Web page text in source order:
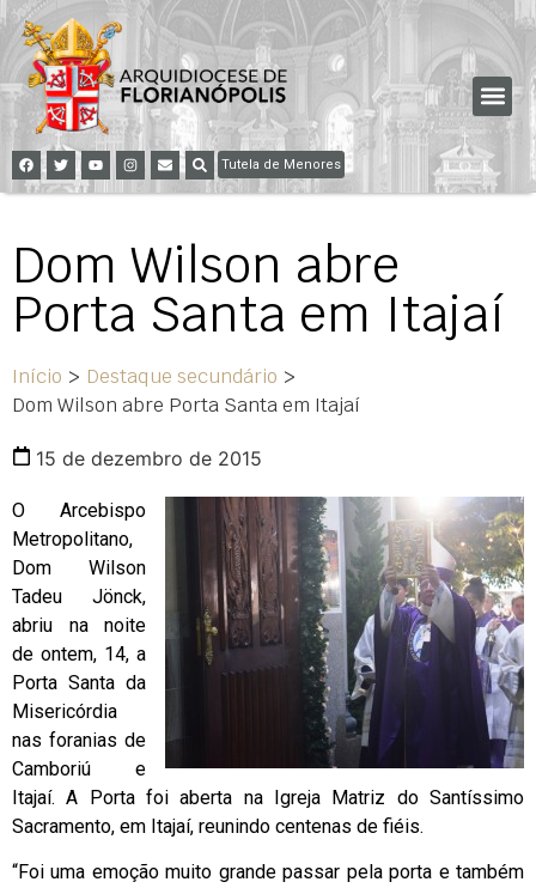
Tutela de Menores
Dom Wilson abre
Porta Santa em Itajaí
Início > Destaque secundário >
Dom Wilson abre Porta Santa em Itajaí
15 de dezembro de 2015
O Arcebispo
Metropolitano,
Dom Wilson
Tadeu Jönck,
abriu na noite
de ontem, 14, a
Porta Santa da
Misericórdia
nas foranias de
Camboriú e
Itajaí. A Porta foi aberta na Igreja Matriz do Santíssimo
Sacramento, em Itajaí, reunindo centenas de fiéis.
“Foi uma emoção muito grande passar pela porta e também